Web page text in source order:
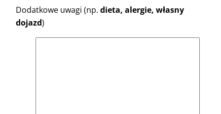
Dodatkowe uwagi (np. dieta, alergie, własny
dojazd)